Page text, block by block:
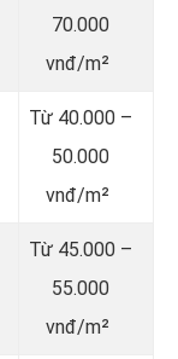
70.000
vnđ/m²
Từ 40.000 –
50.000
vnđ/m²
Từ 45.000 –
55.000
vnđ/m²